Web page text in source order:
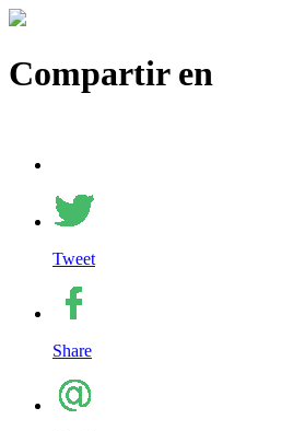
Compartir en
Tweet
Share